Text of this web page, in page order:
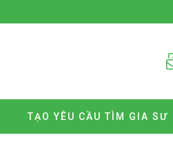
TẠO YÊU CẦU TÌM GIA SƯ